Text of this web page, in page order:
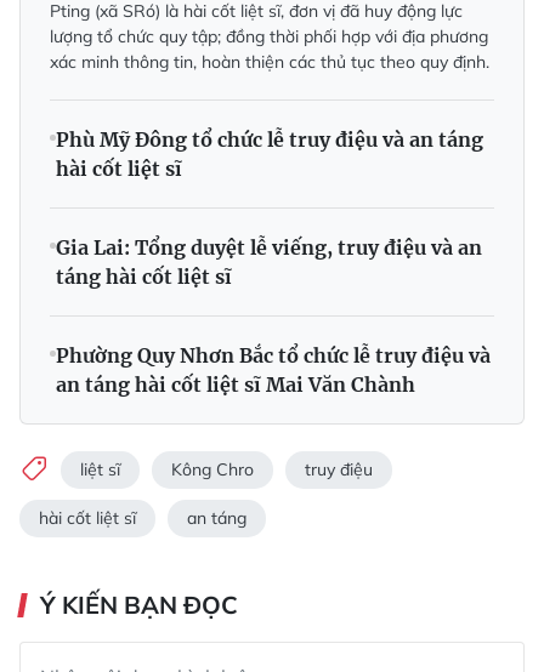
Pting (xã SRó) là hài cốt liệt sĩ, đơn vị đã huy động lực
lượng tổ chức quy tập; đồng thời phối hợp với địa phương
xác minh thông tin, hoàn thiện các thủ tục theo quy định.
Phù Mỹ Đông tổ chức lễ truy điệu và an táng
hài cốt liệt sĩ
Gia Lai: Tổng duyệt lễ viếng, truy điệu và an
táng hài cốt liệt sĩ
Phường Quy Nhơn Bắc tổ chức lễ truy điệu và
an táng hài cốt liệt sĩ Mai Văn Chành
liệt sĩ Kông Chro truy điệu
hài cốt liệt sĩ an táng
Ý KIẾN BẠN ĐỌC